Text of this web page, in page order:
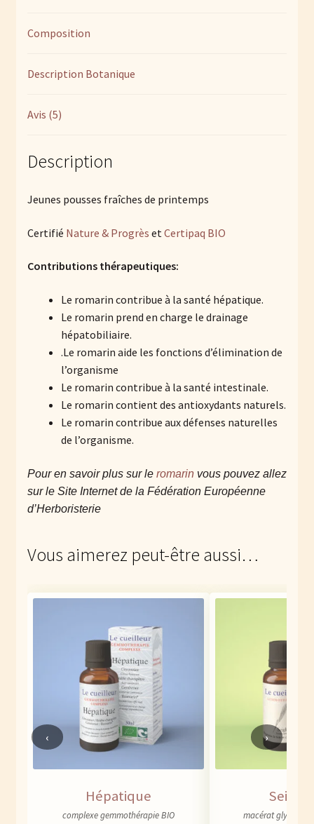
Composition
Description Botanique
Avis (5)
Description
Jeunes pousses fraîches de printemps
Certifié Nature & Progrès et Certipaq BIO
Contributions thérapeutiques:
Le romarin contribue à la santé hépatique.
Le romarin prend en charge le drainage
hépatobiliaire.
.Le romarin aide les fonctions d’élimination de
l’organisme
Le romarin contribue à la santé intestinale.
Le romarin contient des antioxydants naturels.
Le romarin contribue aux défenses naturelles
de l’organisme.
Pour en savoir plus surle romarinvous pouvez allez
sur le Site Internet de la Fédération Européenne
d’Herboristerie
Vous aimerez peut-être aussi…
Hépatique
complexe gemmothérapie BIO
Seigle
macérat glycériné
‹ ›